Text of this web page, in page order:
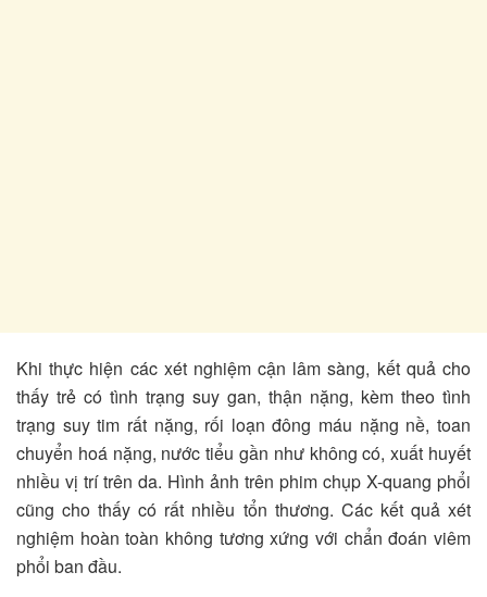
Khi thực hiện các xét nghiệm cận lâm sàng, kết quả cho
thấy trẻ có tình trạng suy gan, thận nặng, kèm theo tình
trạng suy tim rất nặng, rối loạn đông máu nặng nề, toan
chuyển hoá nặng, nước tiểu gần như không có, xuất huyết
nhiều vị trí trên da. Hình ảnh trên phim chụp X-quang phổi
cũng cho thấy có rất nhiều tổn thương. Các kết quả xét
nghiệm hoàn toàn không tương xứng với chẩn đoán viêm
phổi ban đầu.